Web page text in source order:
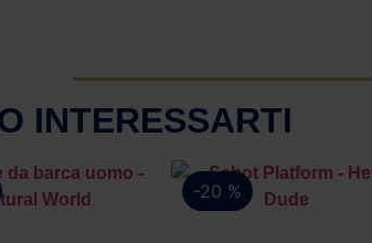
INTERESSARTI
-20 %